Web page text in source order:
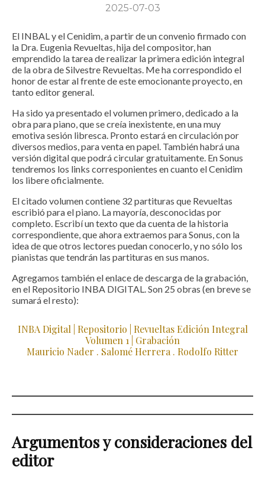
2025-07-03
El INBAL y el Cenidim, a partir de un convenio firmado con
la Dra. Eugenia Revueltas, hija del compositor, han
emprendido la tarea de realizar la primera edición integral
de la obra de Silvestre Revueltas. Me ha correspondido el
honor de estar al frente de este emocionante proyecto, en
tanto editor general.
Ha sido ya presentado el volumen primero, dedicado a la
obra para piano, que se creía inexistente, en una muy
emotiva sesión libresca. Pronto estará en circulación por
diversos medios, para venta en papel. También habrá una
versión digital que podrá circular gratuitamente. En Sonus
tendremos los links corresponientes en cuanto el Cenidim
los libere oficialmente.
El citado volumen contiene 32 partituras que Revueltas
escribió para el piano. La mayoría, desconocidas por
completo. Escribí un texto que da cuenta de la historia
correspondiente, que ahora extraemos para Sonus, con la
idea de que otros lectores puedan conocerlo, y no sólo los
pianistas que tendrán las partituras en sus manos.
Agregamos también elenlace de descarga de la grabación,
en el Repositorio INBA DIGITAL. Son 25 obras (en breve se
sumará el resto):
INBA Digital | Repositorio | Revueltas Edición Integral
Volumen 1 | Grabación
Mauricio Nader . Salomé Herrera . Rodolfo Ritter
Argumentos y consideraciones del
editor